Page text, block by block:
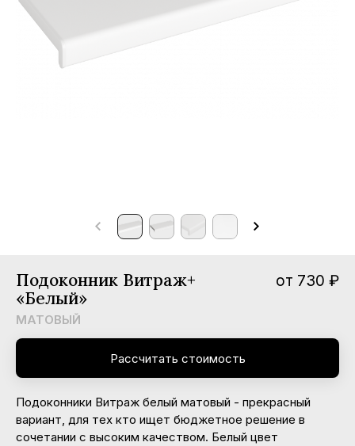
Подоконник Витраж+
«Белый»
МАТОВЫЙ
от 730 ₽
Рассчитать стоимость
Подоконники Витраж белый матовый - прекрасный
вариант, для тех кто ищет бюджетное решение в
сочетании с высоким качеством. Белый цвет